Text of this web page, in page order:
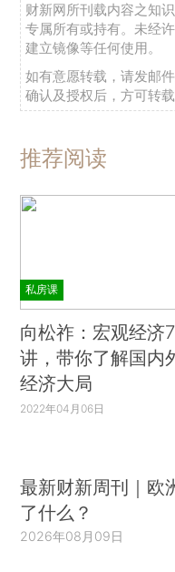
财新网所刊载内容之知
专属所有或持有。未经
建立镜像等任何使用。
如有意愿转载，请发邮
确认及授权后，方可转载
推荐阅读
私房课
向松祚：宏观经济
讲，带你了解国内
经济大局
2022年04月06日
最新财新周刊｜欧
了什么？
2026年08月09日